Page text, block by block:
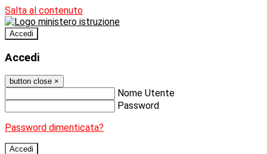
Salta al contenuto
Accedi
Accedi
button close ×
Nome Utente
Password
Password dimenticata?